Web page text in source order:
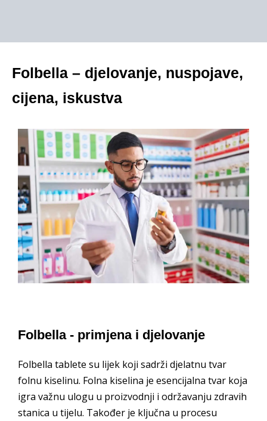
Folbella – djelovanje, nuspojave,
cijena, iskustva
Folbella - primjena i djelovanje
Folbella tablete su lijek koji sadrži djelatnu tvar
folnu kiselinu. Folna kiselina je esencijalna tvar koja
igra važnu ulogu u proizvodnji i održavanju zdravih
stanica u tijelu. Također je ključna u procesu